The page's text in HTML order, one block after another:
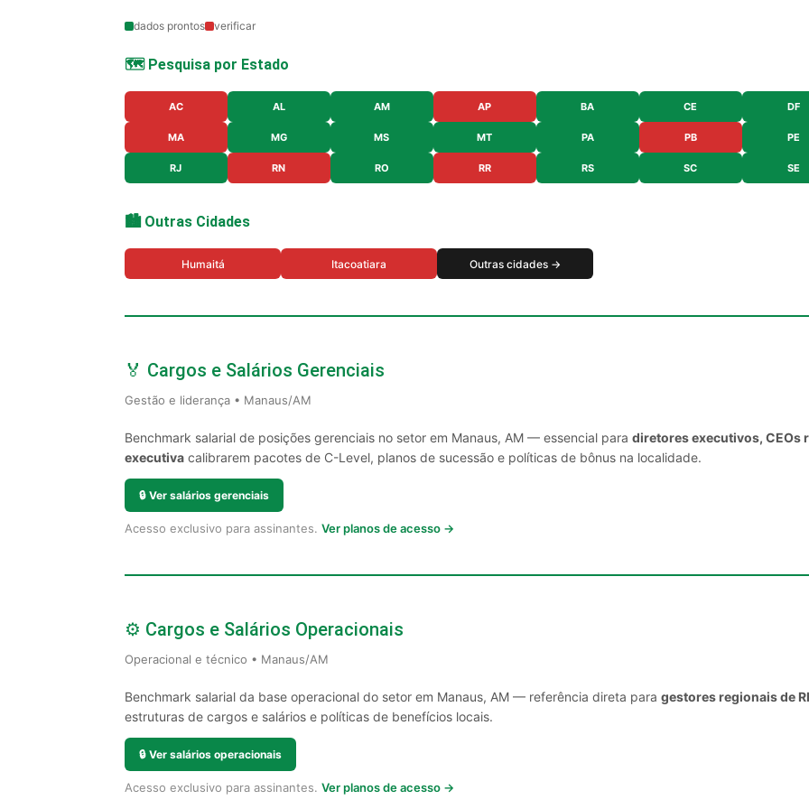
dados prontos verificar
🗺️ Pesquisa por Estado
AC AL AM AP BA CE DF
MA MG MS MT PA PB PE
RJ RN RO RR RS SC SE
🏙️ Outras Cidades
Humaitá Itacoatiara Outras cidades →
🏅 Cargos e Salários Gerenciais
Gestão e liderança • Manaus/AM
Benchmark salarial de posições gerenciais no setor em Manaus, AM — essencial para diretores executivos, CEOs
executiva calibrarem pacotes de C-Level, planos de sucessão e políticas de bônus na localidade.
🔒 Ver salários gerenciais
Acesso exclusivo para assinantes. Ver planos de acesso →
⚙️ Cargos e Salários Operacionais
Operacional e técnico • Manaus/AM
Benchmark salarial da base operacional do setor em Manaus, AM — referência direta para gestores regionais de
estruturas de cargos e salários e políticas de benefícios locais.
🔒 Ver salários operacionais
Acesso exclusivo para assinantes. Ver planos de acesso →